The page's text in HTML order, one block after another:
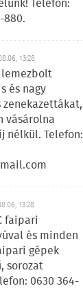
Telefon:
880.
13:28
lemezbolt
és nagy
vásárolna
nélkül. Telefon:
13:28
faipari
és minden
gépek
sorozat
0630 364-